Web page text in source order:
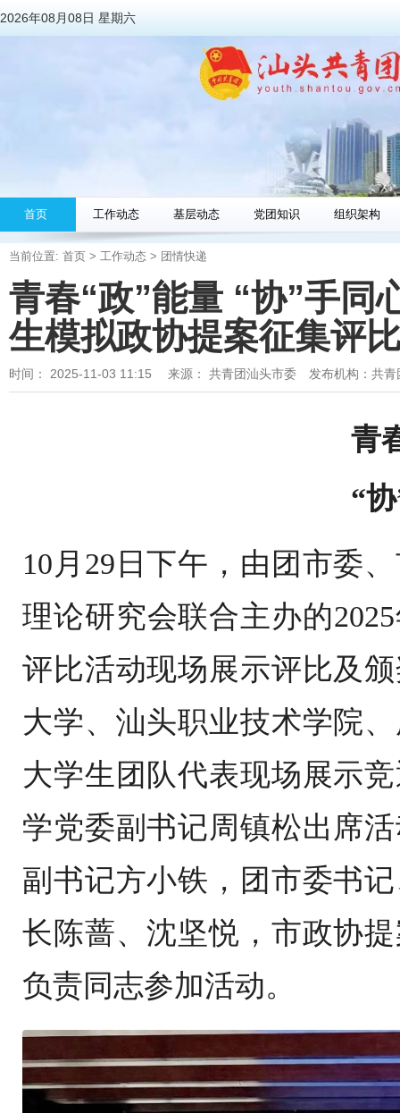
2026年08月08日 星期六
首页 工作动态 基层动态 党团知识 组织架构
当前位置: 首页 > 工作动态 > 团情快递
青春“政”能量 “协”手
生模拟政协提案征集评
时间： 2025-11-03 11:15 来源： 共青团汕头市委 发布机构： 共青
青
“
10月29日下午，由团市委
理论研究会联合主办的
评比活动现场展示评比及
大学、汕头职业技术学院
大学生团队代表现场展示
学党委副书记周镇松出席
副书记方小铁，团市委书
长陈蔷、沈坚悦，市政协
负责同志参加活动。